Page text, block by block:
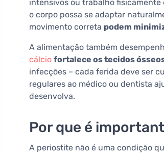
intensivos ou trabalho
o corpo possa se adaptar
movimento correta podem
A alimentação também
cálcio fortalece os tecidos
infecções – cada ferida deve ser
regulares ao médico ou dentista
desenvolva.
Por que é
A periostite não é uma condição